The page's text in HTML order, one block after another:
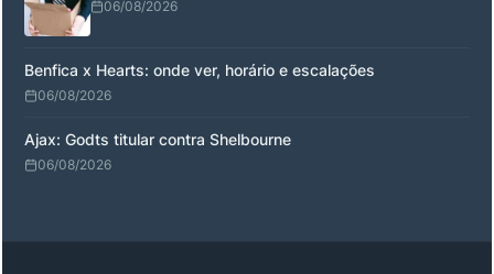
06/08/2026
Benfica x Hearts: onde ver, horário e escalações
06/08/2026
Ajax: Godts titular contra Shelbourne
06/08/2026